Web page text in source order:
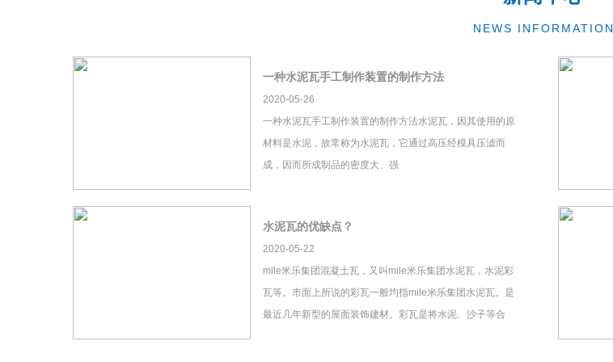
NEWS INFORMATION
一种水泥瓦手工制作装置的制作方法
2020-05-26
一种水泥瓦手工制作装置的制作方法水泥瓦，因其使用的原
材料是水泥，故常称为水泥瓦，它通过高压经模具压滤而
成，因而所成制品的密度大、强
水泥瓦的优缺点？
2020-05-22
mile米乐集团混凝土瓦，又叫mile米乐集团水泥瓦，水泥彩
瓦等。市面上所说的彩瓦一般均指mile米乐集团水泥瓦。是
最近几年新型的屋面装饰建材。彩瓦是将水泥、沙子等合